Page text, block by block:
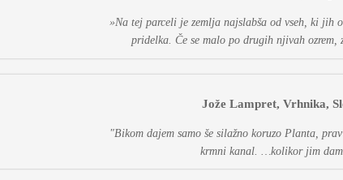
»Na tej parceli je zemlja najslabša od vseh, ki jih
pridelka. Če se malo po drugih njivah ozrem,
Jože Lampret, Vrhnika,
"Bikom dajem samo še silažno koruzo Planta,
krmni kanal. …kolikor jim